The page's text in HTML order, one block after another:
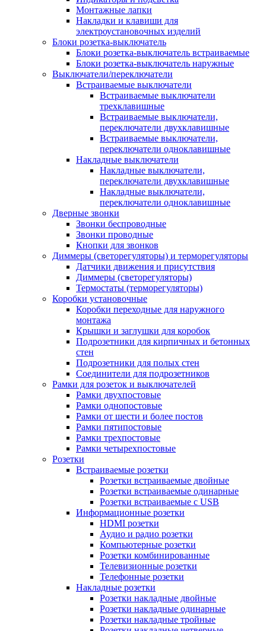
Монтажные лапки
Накладки и клавиши для
электроустановочных изделий
Блоки розетка-выключатель
Блоки розетка-выключатель встраиваемые
Блоки розетка-выключатель наружные
Выключатели/переключатели
Встраиваемые выключатели
Встраиваемые выключатели
трехклавишные
Встраиваемые выключатели,
переключатели двухклавишные
Встраиваемые выключатели,
переключатели одноклавишные
Накладные выключатели
Накладные выключатели,
переключатели двухклавишные
Накладные выключатели,
переключатели одноклавишные
Дверные звонки
Звонки беспроводные
Звонки проводные
Кнопки для звонков
Диммеры (светорегуляторы) и терморегуляторы
Датчики движения и присутствия
Диммеры (светорегуляторы)
Термостаты (терморегуляторы)
Коробки установочные
Коробки переходные для наружного
монтажа
Крышки и заглушки для коробок
Подрозетники для кирпичных и бетонных
стен
Подрозетники для полых стен
Соединители для подрозетников
Рамки для розеток и выключателей
Рамки двухпостовые
Рамки однопостовые
Рамки от шести и более постов
Рамки пятипостовые
Рамки трехпостовые
Рамки четырехпостовые
Розетки
Встраиваемые розетки
Розетки встраиваемые двойные
Розетки встраиваемые одинарные
Розетки встраиваемые с USB
Информационные розетки
HDMI розетки
Аудио и радио розетки
Компьютерные розетки
Розетки комбинированные
Телевизионные розетки
Телефонные розетки
Накладные розетки
Розетки накладные двойные
Розетки накладные одинарные
Розетки накладные тройные